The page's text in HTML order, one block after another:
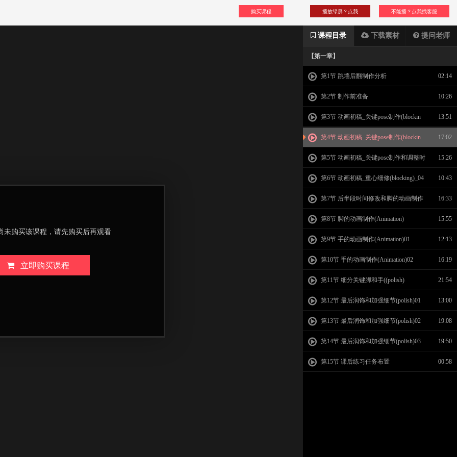
购买课程 不能播？点我找客服
播放绿屏？点我
课程目录 下载素材 提问老师
【第一章】
第1节 跳墙后翻制作分析 02:14
第2节 制作前准备 10:26
第3节 动画初稿_关键pose制作(blockin
g)_01
13:51
第4节 动画初稿_关键pose制作(blockin
g)_02
17:02
第5节 动画初稿_关键pose制作和调整时
间(blocking)_03
15:26
第6节 动画初稿_重心细修(blocking)_04 10:43
第7节 后半段时间修改和脚的动画制作
(Animation)
16:33
第8节 脚的动画制作(Animation) 15:55
第9节 手的动画制作(Animation)01 12:13
第10节 手的动画制作(Animation)02 16:19
第11节 细分关键脚和手((polish) 21:54
第12节 最后润饰和加强细节(polish)01 13:00
第13节 最后润饰和加强细节(polish)02 19:08
第14节 最后润饰和加强细节(polish)03 19:50
第15节 课后练习任务布置 00:58
未购买该课程，请先购买后再观看
立即购买课程